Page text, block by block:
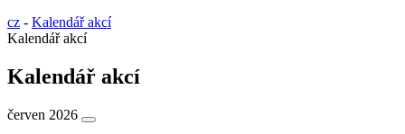
cz - Kalendář akcí
Kalendář akcí
Kalendář akcí
červen 2026